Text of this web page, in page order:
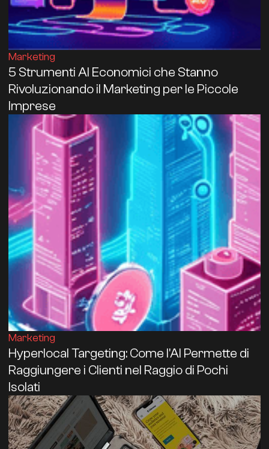
Marketing
5 Strumenti AI Economici che Stanno
Rivoluzionando il Marketing per le Piccole
Imprese
Marketing
Hyperlocal Targeting: Come l'AI Permette di
Raggiungere i Clienti nel Raggio di Pochi
Isolati